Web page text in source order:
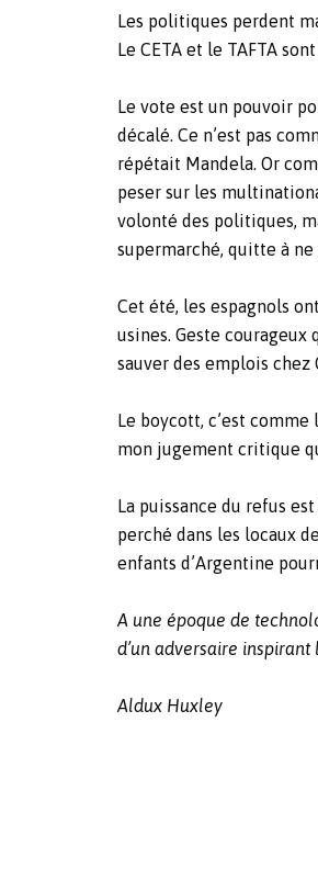
Les politiques perdent
Le CETA et le TAFTA
Le vote est un pouvoir
décalé. Ce n’est pas
répétait Mandela. Or
peser sur les
volonté des politiques,
supermarché, quitte à
Cet été, les espagnols
usines. Geste
sauver des emplois
Le boycott, c’est
mon jugement critique
La puissance du refus
perché dans les locaux
enfants d’Argentine
A une époque de
d’un adversaire
Aldux Huxley